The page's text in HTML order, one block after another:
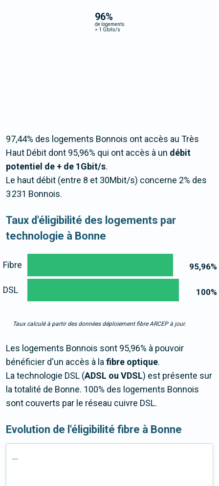
96%
de logements
> 1 Gbits/s
97,44% des logements Bonnois ont accès au Très
Haut Débit dont 95,96% qui ont accès à un débit
potentiel de + de 1Gbit/s.
Le haut débit (entre 8 et 30Mbit/s) concerne 2% des
3 231 Bonnois.
Taux d'éligibilité des logements par
technologie à Bonne
95,96%
100%
Fibre
DSL
Taux calculé à partir des données déploiement fibre ARCEP à jour.
Les logements Bonnois sont 95,96% à pouvoir
bénéficier d'un accès à lafibre optique.
La technologie DSL (ADSL ou VDSL) est présente sur
la totalité de Bonne. 100% des logements Bonnois
sont couverts par le réseau cuivre DSL.
Evolution de l'éligibilité fibre à Bonne
...